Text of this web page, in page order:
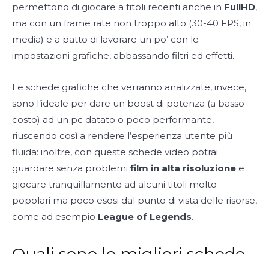
permettono di giocare a titoli recenti anche in FullHD,
ma con un frame rate non troppo alto (30-40 FPS, in
media) e a patto di lavorare un po’ con le
impostazioni grafiche, abbassando filtri ed effetti.
Le schede grafiche che verranno analizzate, invece,
sono l’ideale per dare un boost di potenza (a basso
costo) ad un pc datato o poco performante,
riuscendo così a rendere l’esperienza utente più
fluida: inoltre, con queste schede video potrai
guardare senza problemi film in alta risoluzione e
giocare tranquillamente ad alcuni titoli molto
popolari ma poco esosi dal punto di vista delle risorse,
come ad esempio League of Legends.